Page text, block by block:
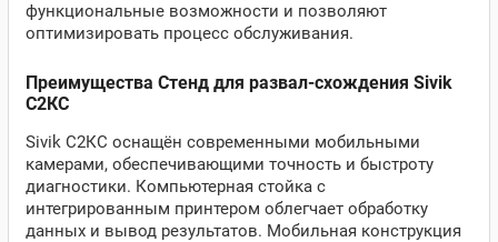
функциональные возможности и позволяют
оптимизировать процесс обслуживания.
Преимущества Стенд для развал-схождения Sivik
С2КС
Sivik С2КС оснащён современными мобильными
камерами, обеспечивающими точность и быстроту
диагностики. Компьютерная стойка с
интегрированным принтером облегчает обработку
данных и вывод результатов. Мобильная конструкция